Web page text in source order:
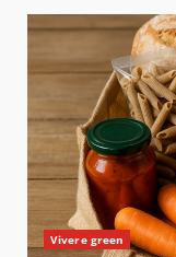
Vivere green